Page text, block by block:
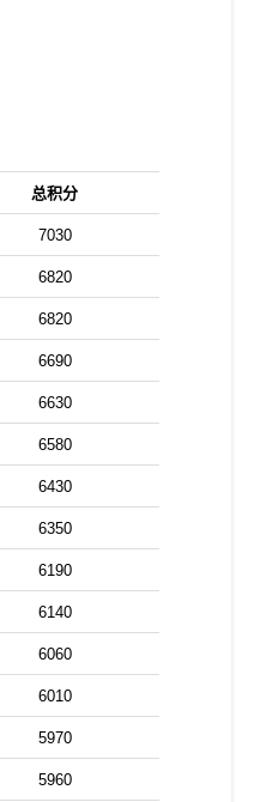
总积分
7030
6820
6820
6690
6630
6580
6430
6350
6190
6140
6060
6010
5970
5960